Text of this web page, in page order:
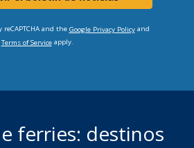
and the Google Privacy Policyand
Terms of Serviceapply.
ferries: destinos